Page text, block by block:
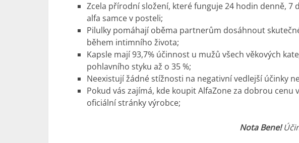
Zcela přírodní složení, které funguje 24 hodin denně, 7
alfa samce v posteli;
Pilulky pomáhají oběma partnerům dosáhnout
během intimního života;
Kapsle mají 93,7% účinnost u mužů všech věkových
pohlavního styku až o 35 %;
Neexistují žádné stížnosti na negativní vedlejší účinky
Pokud vás zajímá, kde koupit AlfaZone za dobrou cenu
oficiální stránky výrobce;
Nota Bene!